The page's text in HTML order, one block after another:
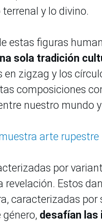
y lo divino.
estas figuras
sola tradición
zigzag y los
composiciones
nuestro mundo
arte
por
Estos
caracterizadas por
desafían